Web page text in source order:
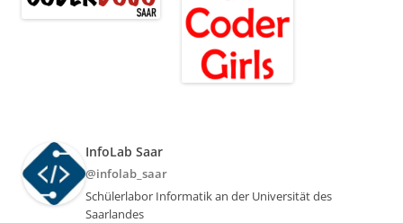
InfoLab Saar
@infolab_saar
Schülerlabor Informatik an der Universität des
Saarlandes